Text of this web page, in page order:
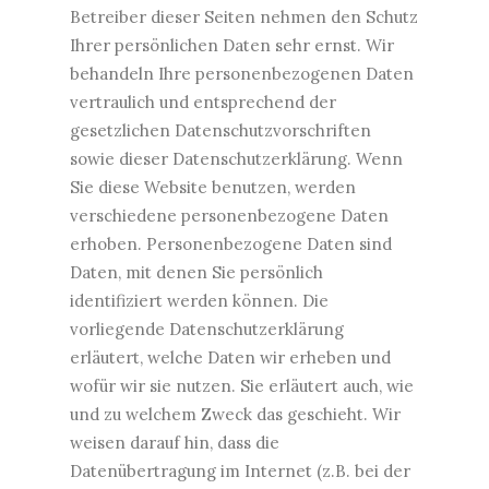
Betreiber dieser Seiten nehmen den Schutz
Ihrer persönlichen Daten sehr ernst. Wir
behandeln Ihre personenbezogenen Daten
vertraulich und entsprechend der
gesetzlichen Datenschutzvorschriften
sowie dieser Datenschutzerklärung. Wenn
Sie diese Website benutzen, werden
verschiedene personenbezogene Daten
erhoben. Personenbezogene Daten sind
Daten, mit denen Sie persönlich
identifiziert werden können. Die
vorliegende Datenschutzerklärung
erläutert, welche Daten wir erheben und
wofür wir sie nutzen. Sie erläutert auch, wie
und zu welchem Zweck das geschieht. Wir
weisen darauf hin, dass die
Datenübertragung im Internet (z.B. bei der